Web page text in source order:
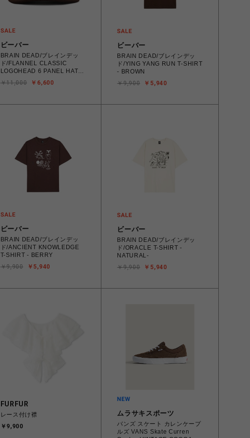
ビーバー
BRAIN DEAD/ブレインデッ
ド/FLANNEL CLASSIC
LOGOHEAD 6 PANEL HAT -
BROWN
￥6,600
￥11,000
ビーバー
BRAIN DEAD/ブレインデッ
ド/YING YANG RUN T-SHIRT
- BROWN
￥5,940
￥9,900
ビーバー
BRAIN DEAD/ブレインデッ
ド/ANCIENT KNOWLEDGE
T-SHIRT - BERRY
￥5,940
￥9,900
ビーバー
BRAIN DEAD/ブレインデッ
ド/ORACLE T-SHIRT -
NATURAL-
￥5,940
￥9,900
FURFUR
レース付け襟
￥9,900
ムラサキスポーツ
バンズ スケート カレンケープ
ルズ VANS Skate Curren